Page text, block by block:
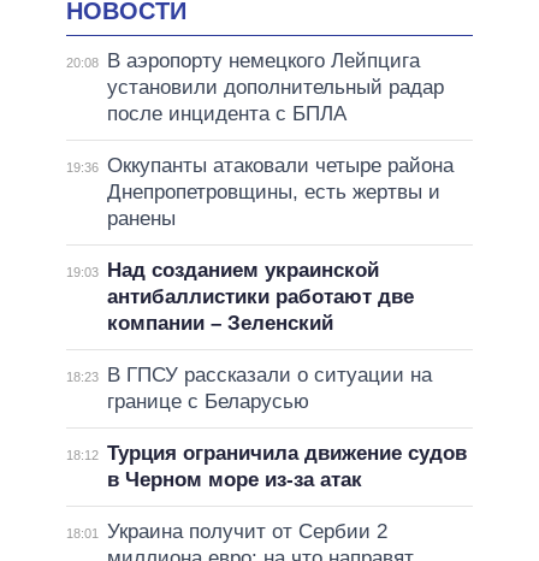
НОВОСТИ
20:08
В аэропорту немецкого Лейпцига
установили дополнительный радар
после инцидента с БПЛА
19:36 Оккупанты атаковали четыре района
Днепропетровщины, есть жертвы и
ранены
19:03
Над созданием украинской
антибаллистики работают две
компании – Зеленский
18:23
В ГПСУ рассказали о ситуации на
границе с Беларусью
18:12 Турция ограничила движение судов
в Черном море из-за атак
18:01
Украина получит от Сербии 2